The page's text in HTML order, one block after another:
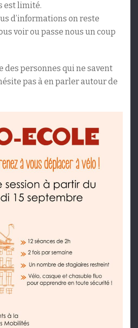
est limité.
d’informations on reste
voir ou passe nous un coup
des personnes qui ne savent
pas à en parler autour de